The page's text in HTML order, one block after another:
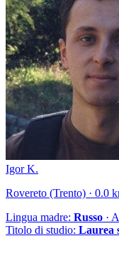
Igor K.
Rovereto (Trento) · 0.0
Lingua madre: Russo ·
Titolo di studio: Laurea